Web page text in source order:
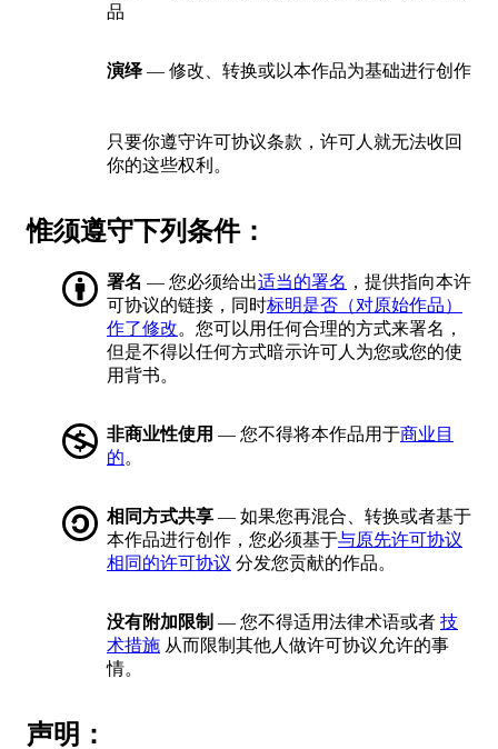
品
演绎 — 修改、转换或以本作品为基础进行创作
只要你遵守许可协议条款，许可人就无法收回
你的这些权利。
惟须遵守下列条件：
署名 — 您必须给出适当的署名 ，提供指向本许
可协议的链接，同时标明是否（对原始作品）
作了修改。您可以用任何合理的方式来署名，
但是不得以任何方式暗示许可人为您或您的使
用背书。
非商业性使用 — 您不得将本作品用于商业目
的。
相同方式共享 — 如果您再混合、转换或者基于
本作品进行创作，您必须基于与原先许可协议
相同的许可协议 分发您贡献的作品。
没有附加限制 — 您不得适用法律术语或者 技
术措施 从而限制其他人做许可协议允许的事
情。
声明：